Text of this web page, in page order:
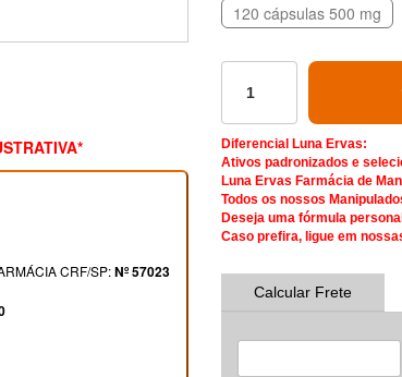
CRF/SP:Nº 57023
120 cápsulas 500 mg
Diferencial Luna Ervas:
Ativos padronizados e
Luna Ervas Farmácia de
Todos os nossos
Deseja uma fórmula
Caso prefira, ligue em
Calcular Frete